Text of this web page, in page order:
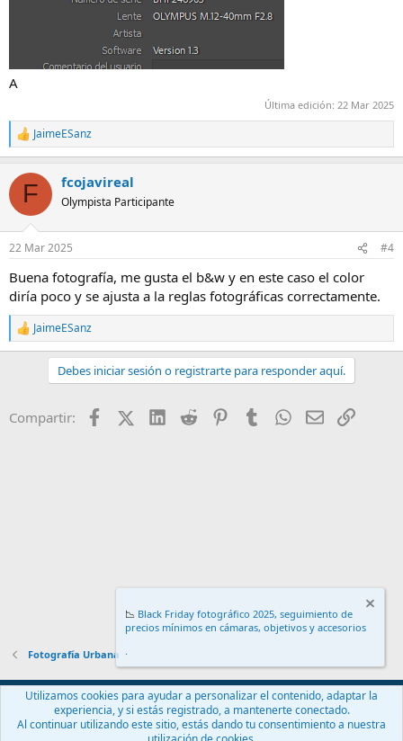
A
Última edición: 22 Mar 2025
R
e
c
i
e
:
JaimeESanz
F fcojavireal
Olympista Participante
22 Mar 2025 #4
Buena fotografía, me gusta el b&w y en este caso el color
diría poco y se ajusta a la reglas fotográficas correctamente.
R
e
o
JaimeESanz
Debes iniciar sesión o registrarte para responder aquí.
Compartir: FacebookX (Twitter)
LinkedIn
Reddit PinterestTumblr WhatsApp
EmailEnlace
Fotografía Urbana
Español (ES)
Contáctanos
Términos y reglas Política de privacidad
Ayuda
📉 Black Friday fotográfico 2025, seguimiento de
precios mínimos en cámaras, objetivos y accesorios
.
Utilizamos cookies para ayudar a personalizar el contenido, adaptar la
experiencia, y si estás registrado, a mantenerte conectado.
Al continuar utilizando este sitio, estás dando tu consentimiento a nuestra